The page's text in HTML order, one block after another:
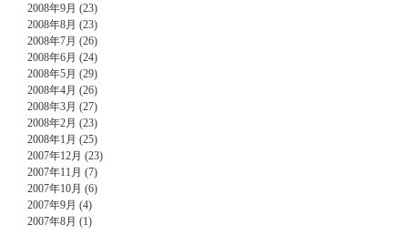
2008年9月 (23)
2008年8月 (23)
2008年7月 (26)
2008年6月 (24)
2008年5月 (29)
2008年4月 (26)
2008年3月 (27)
2008年2月 (23)
2008年1月 (25)
2007年12月 (23)
2007年11月 (7)
2007年10月 (6)
2007年9月 (4)
2007年8月 (1)